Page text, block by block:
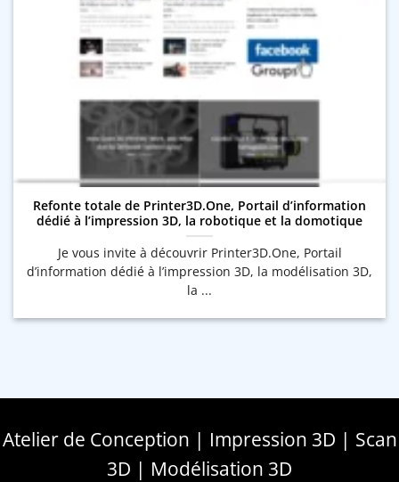
Refonte totale de Printer3D.One, Portail d’information
dédié à l’impression 3D, la robotique et la domotique
Je vous invite à découvrir Printer3D.One, Portail
d’information dédié à l’impression 3D, la modélisation 3D,
la ...
Atelier de Conception | Impression 3D | Scan
3D | Modélisation 3D